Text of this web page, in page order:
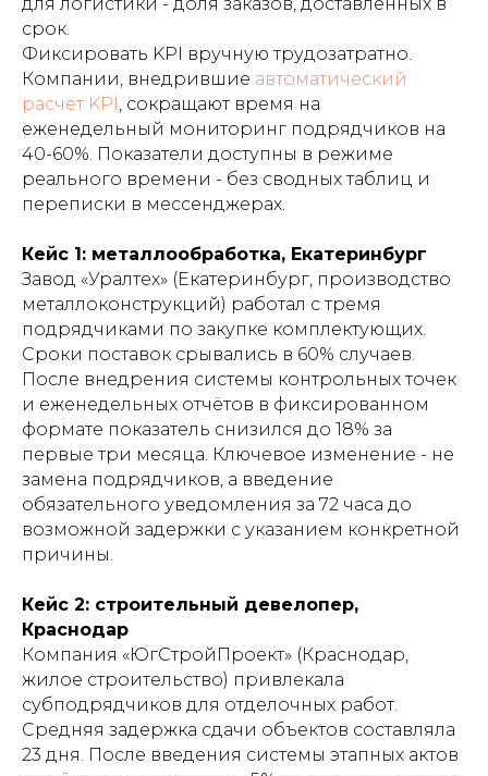
срок.
Фиксировать KPI вручную трудозатратно.
Компании, внедрившие автоматический
расчёт KPI , сокращают время на
еженедельный мониторинг подрядчиков на
40-60%. Показатели доступны в режиме
реального времени - без сводных таблиц и
переписки в мессенджерах.
Кейс 1: металлообработка, Екатеринбург
Завод «Уралтех» (Екатеринбург, производство
металлоконструкций) работал с тремя
подрядчиками по закупке комплектующих.
Сроки поставок срывались в 60% случаев.
После внедрения системы контрольных точек
и еженедельных отчётов в фиксированном
формате показатель снизился до 18% за
первые три месяца. Ключевое изменение - не
замена подрядчиков, а введение
обязательного уведомления за 72 часа до
возможной задержки с указанием конкретной
причины.
Кейс 2: строительный девелопер,
Краснодар
Компания «ЮгСтройПроект» (Краснодар,
жилое строительство) привлекала
субподрядчиков для отделочных работ.
Средняя задержка сдачи объектов составляла
23 дня. После введения системы этапных актов